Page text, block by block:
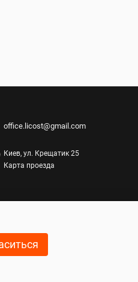
office.licost@gmail.com
Киев, ул. Крещатик 25
Карта проезда